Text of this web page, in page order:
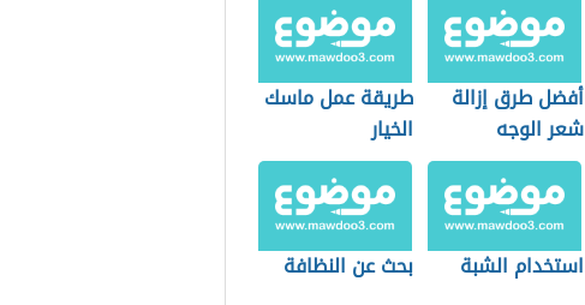
أفضل طرق إزالة
شعر الوجه
طريقة عمل ماسك
الخيار
استخدام الشبة بحث عن النظافة